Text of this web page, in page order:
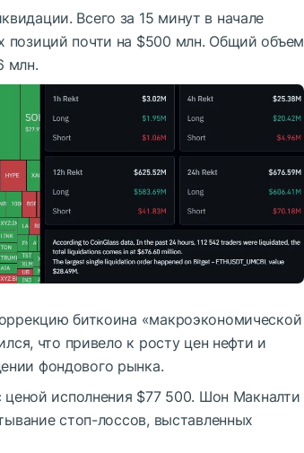
Всего за 15 минут в начале
позиций почти на $500 млн. Общий объем
млн.
биткоина «макроэкономической
что привело к росту цен нефти и
фондового рынка.
исполнения $77 500. Шон Макналти
стоп-лоссов, выставленных